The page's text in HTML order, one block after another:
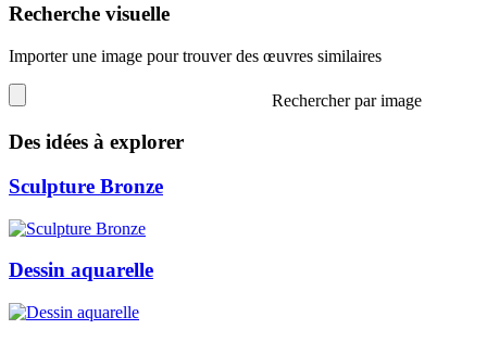
Recherche visuelle
Importer une image pour trouver des œuvres similaires
Rechercher par image
Des idées à explorer
Sculpture Bronze
Dessin aquarelle